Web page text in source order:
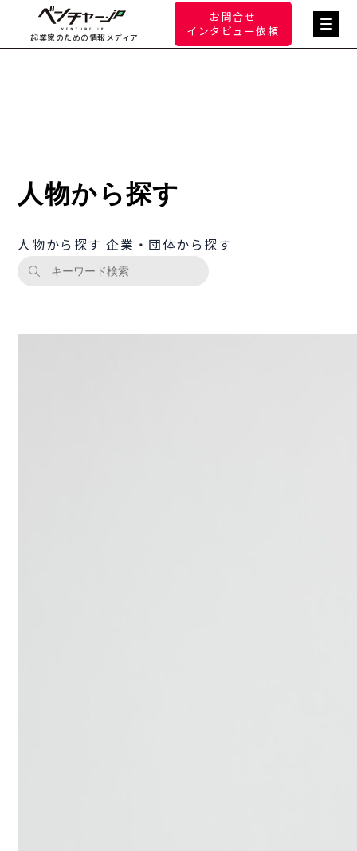
起業家のための情報メディア
お問合せ
インタビュー依頼
人物から探す
人物から探す 企業・団体から探す